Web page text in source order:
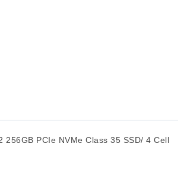
PCIe NVMe Class 35 SSD/ 4 Cell